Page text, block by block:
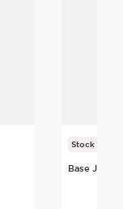
Stock Final
Base